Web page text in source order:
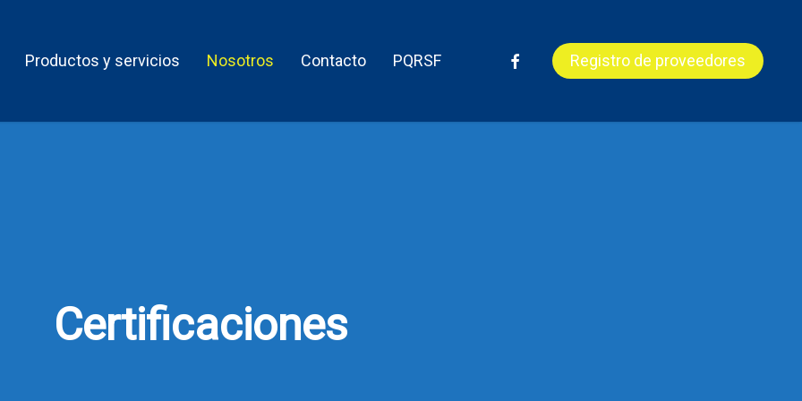
Productos y servicios Nosotros Contacto PQRSF facebook Registro de proveedores
Certificaciones